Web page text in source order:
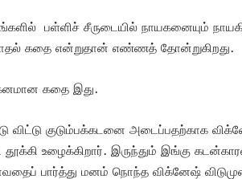
பள்ளிச் சீருடையில் நாயகனையும்
கதை என்றுதான் எண்ணத் தோன்றுகிறது.
கதை இது.
விட்டு குடும்பக்கடனை அடைப்பதற்காக
தூக்கி உழைக்கிறார். இருந்தும் இங்கு
பார்த்து மனம் நொந்த விக்னேஷ்